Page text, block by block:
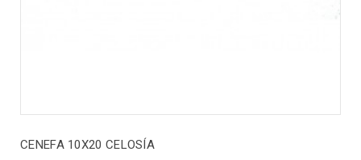
CENEFA 10X20 CELOSÍA